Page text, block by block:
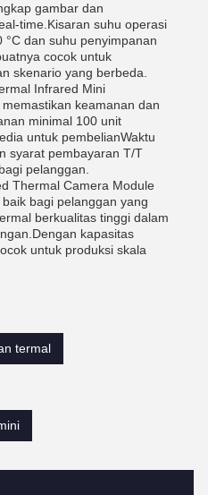
gambar dan
time.Kisaran suhu operasi
°C dan suhu penyimpanan
cocok untuk
skenario yang berbeda.
Infrared Mini
keamanan dan
minimal 100 unit
untuk pembelianWaktu
syarat pembayaran T/T
pelanggan.
Thermal Camera Module
bagi pelanggan yang
berkualitas tinggi dalam
kapasitas
untuk produksi skala
termal